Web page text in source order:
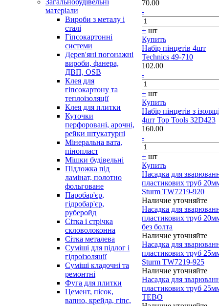
Загальнобудівельні
матеріали
Вироби з металу і
сталі
Гіпсокартонні
системи
Дерев'яні погонажні
вироби, фанера,
ДВП, OSB
Клея для
гіпсокартону та
теплоізоляції
Клея для плитки
Куточки
перфоровані, арочні,
рейки штукатурні
Мінеральна вата,
пінопласт
Мішки будівельні
Підложка під
ламінат, полотно
фольговане
Паробар'єр,
гідробар'єр,
руберойд
Сітка і стрічка
скловолоконна
Сітка металева
Суміші для підлог і
гідроізоляції
Суміші кладочні та
ремонтні
Фуга для плитки
Цемент, пісок,
вапно, крейда, гіпс,
70.00
-
+ шт
Купить
Набір пінцетів 4шт
Technics 49-710
102.00
-
+ шт
Купить
Набір пінцетів з
4шт Top Tools 32D423
160.00
-
+ шт
Купить
Насадка для
пластикових труб
Sturm TW7219-920
Наличие уточняйте
Насадка для
пластикових труб
без болта
Наличие уточняйте
Насадка для
пластикових труб
Sturm TW7219-925
Наличие уточняйте
Насадка для
пластикових труб
TEBO